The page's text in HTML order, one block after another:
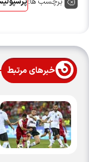
خبرهای مرتبط